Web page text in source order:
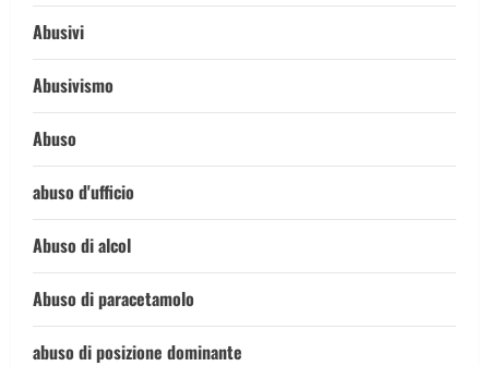
Abusivi
Abusivismo
Abuso
abuso d'ufficio
Abuso di alcol
Abuso di paracetamolo
abuso di posizione dominante